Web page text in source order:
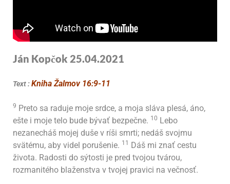
Ján Kopčok 25.04.2021
Text :Kniha Žalmov 16:9-11
9 Preto sa raduje moje srdce, a moja sláva plesá, áno,
ešte i moje telo bude bývať bezpečne. 10 Lebo
nezanecháš mojej duše v ríši smrti; nedáš svojmu
svätému, aby videl porušenie. 11
Dáš mi znať cestu
života. Radosti do sýtosti je pred tvojou tvárou,
rozmanitého blaženstva v tvojej pravici na večnosť.